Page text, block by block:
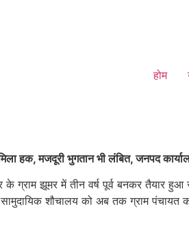
होम
हक, मजदूरी भुगतान भी लंबित, जनपद
ग्राम झूमर में तीन वर्ष पूर्व बनकर तैयार
शौचालय को अब तक ग्राम पंचायत